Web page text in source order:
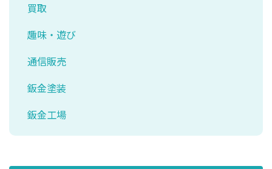
買取
趣味・遊び
通信販売
鈑金塗装
鈑金工場